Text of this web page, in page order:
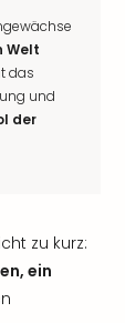
Welt
das
und
der
zu kurz:
ein